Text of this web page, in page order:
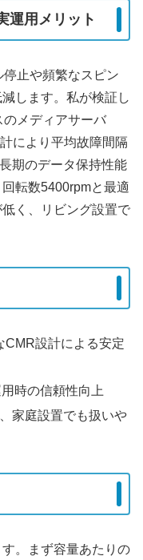
運用メリット
止や頻繁なスピン
します。私が検証し
メディアサーバ
により平均故障間隔
期のデータ保持性能
転数5400rpmと最適
く、リビング設置で
CMR設計による安定
時の信頼性向上
家庭設置でも扱いや
。まず容量あたりの